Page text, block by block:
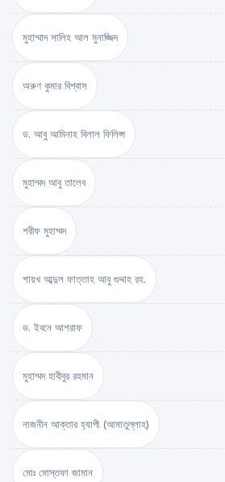
মুহাম্মাদ সালিহ আল মুনাজ্জিদ
অরুণ কুমার বিশ্বাস
ড. আবু আমিনাহ বিলাল ফিলিপ্স
মুহাম্মদ আবু তালেব
শরীফ মুহাম্মদ
শায়খ আব্দুল ফাত্তাহ আবু গুদ্দাহ রহ.
ড. ইবনে আশরাফ
মুহাম্মদ হাবীবুর রহমান
নাজনীন আক্তার হ্যাপী (আমাতুল্লাহ)
মোঃ মোস্তফা জামান